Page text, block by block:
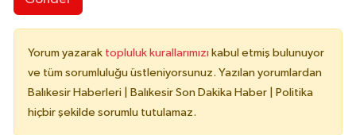
Yorum yazarak topluluk kurallarımızı kabul etmiş bulunuyor
ve tüm sorumluluğu üstleniyorsunuz. Yazılan yorumlardan
Balıkesir Haberleri | Balıkesir Son Dakika Haber | Politika
hiçbir şekilde sorumlu tutulamaz.